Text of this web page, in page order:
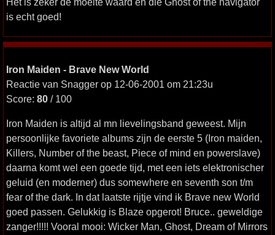
is echt goed!
Iron Maiden - Brave New World
Reactie van Snagger op 12-06-2001 om 21:23u
Score: 80 / 100
Iron Maiden is altijd al mn lievelingsband geweest. Mijn
persoonlijke favoriete albums zijn de eerste 5 (Iron maiden,
Killers, Number of the beast, Piece of mind en powerslave)
daarna komt wel een goede tijd, met een iets elektronischer
geluid (en moderner) dus somewhere en seventh son t/m
fear of the dark. In dat laatste rijtje vind ik Brave new World
goed passen. Gelukkig is Blaze opgerot! Bruce.. geweldige
zanger!!!!! Vooral mooi: Wicker Man, Ghost, Dream of Mirrors